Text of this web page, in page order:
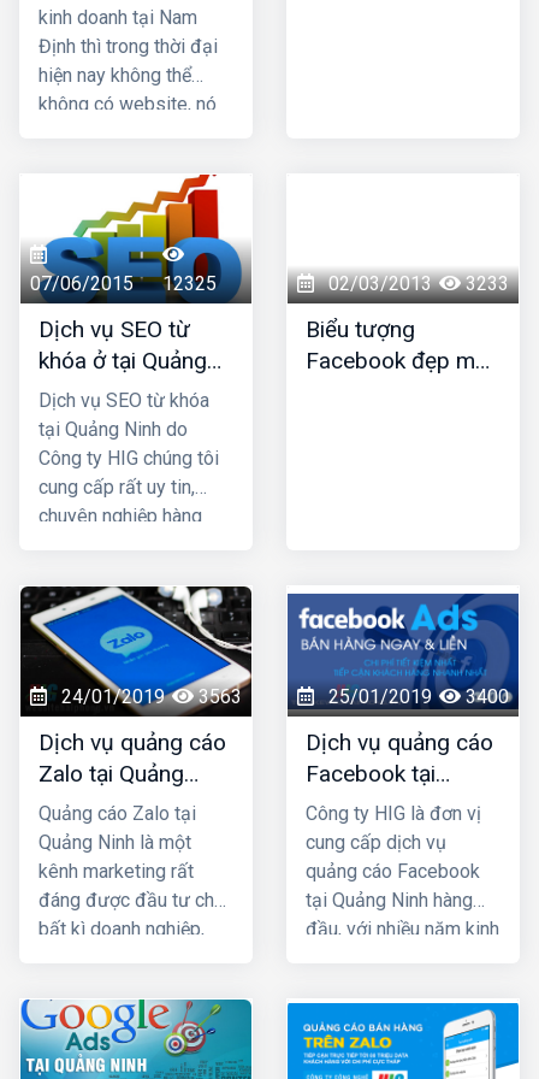
kinh doanh tại Nam
Định thì trong thời đại
hiện nay không thể
không có website, nó
giới thiệu sản phẩm
dịch vụ của bạn đến
mọi người nhanh chóng
với chi phí rẻ hơn rất
nhiều so với các
phương thức marketing
truyền thống. HIG là
công ty thiết kế web tại
Nam Định uy tín chuyên
nghiệp được nhiều
khách hàng lựa chọn,
hãy liên hệ ngay với
07/06/2015 12325
Dịch vụ SEO từ
khóa ở tại Quảng
Ninh
Dịch vụ SEO từ khóa
tại Quảng Ninh do
Công ty HIG chúng tôi
cung cấp rất uy tin,
chuyên nghiệp hàng
nhiều năm kinh nghiệm
trong lĩnh vực SEO top
Google và đã mang lại
thành công cho rất
nhiều khách hàng trên
khắp Việt Nam.
02/03/2013 3233
Biểu tượng
Facebook đẹp mới
24/01/2019 3563
Dịch vụ quảng cáo
Zalo tại Quảng
Ninh uy tín và giá
rẻ nhất
Quảng cáo Zalo tại
Quảng Ninh là một
kênh marketing rất
đáng được đầu tư cho
bất kì doanh nghiệp,
dành cho giới trẻ. Bởi lẽ
100% người dùng Zalo
đều là người thật cùng
25/01/2019 3400
Dịch vụ quảng cáo
Facebook tại
Quảng Ninh giá rẻ,
uy tín nhất
Công ty HIG là đơn vị
cung cấp dịch vụ
quảng cáo Facebook
tại Quảng Ninh hàng
đầu, với nhiều năm kinh
khách hàng lớn nhỏ ở
Quảng Ninh và toàn
quốc Việt Nam, chúng